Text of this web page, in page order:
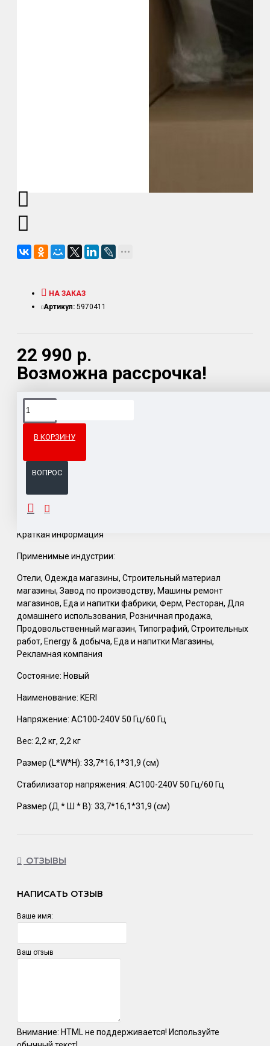
22 990 р.
Возможна рассрочка!
НА ЗАКАЗ
Артикул: 5970411
В КОРЗИНУ
ВОПРОС
Доставка товара по всему Таможенному союзу.
ОПИСАНИЕ
Краткая информация
Применимые индустрии:
Отели, Одежда магазины, Строительный материал
магазины, Завод по производству, Машины ремонт
магазинов, Еда и напитки фабрики, Ферм, Ресторан, Для
домашнего использования, Розничная продажа,
Продовольственный магазин, Типографий, Строительных
работ, Energy & добыча, Еда и напитки Магазины,
Рекламная компания
Состояние: Новый
Наименование: KERI
Напряжение: AC100-240V 50 Гц/60 Гц
Вес: 2,2 кг, 2,2 кг
Размер (L*W*H): 33,7*16,1*31,9 (см)
Стабилизатор напряжения: AC100-240V 50 Гц/60 Гц
Размер (Д * Ш * В): 33,7*16,1*31,9 (см)
ОТЗЫВЫ
НАПИСАТЬ ОТЗЫВ
Ваше имя:
Ваш отзыв
Внимание: HTML не поддерживается! Используйте